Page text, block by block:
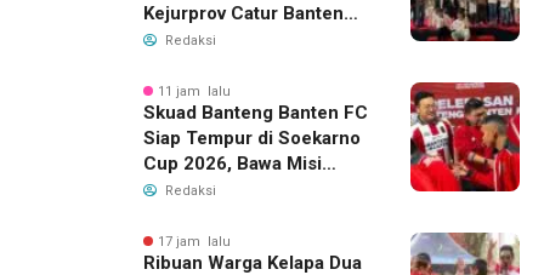
Kejurprov Catur Banten
2026, Raih 24 Medali
Redaksi
11 jam lalu
Skuad Banteng Banten FC
Siap Tempur di Soekarno
Cup 2026, Bawa Misi
Harumkan Nama Banten
Redaksi
17 jam lalu
Ribuan Warga Kelapa Dua